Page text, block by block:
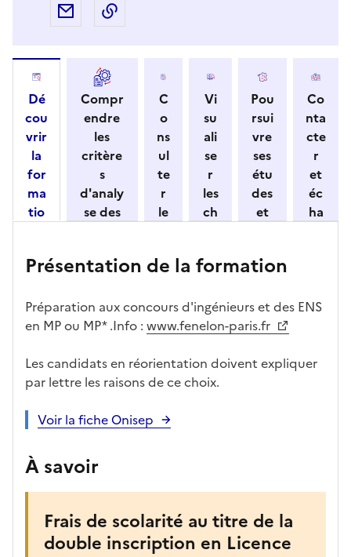
Partager par e-mail
Dé
cou
vrir
la
for
ma
tio
ses
act
éris
ues
Compr
endre
les
critère
s
d'analy
se des
par
ssemen
t
C
o
ns
ul
te
r
le
o
ali
té
d
e
a
at
ur
e
Vi
su
ali
se
r
les
ch
s
ac
cè
la
fo
Pou
rsui
vre
ses
étu
des
et
re
dé
bo
és
Co
nta
cte
r
et
éc
ha
l'ét
em
Présentation de la formation
Préparation aux concours d'ingénieurs et des ENS
en MP ou MP* .Info : www.fenelon-paris.fr
Les candidats en réorientation doivent expliquer
par lettre les raisons de ce choix.
Voir la fiche Onisep
À savoir
Frais de scolarité au titre de la
double inscription en Licence